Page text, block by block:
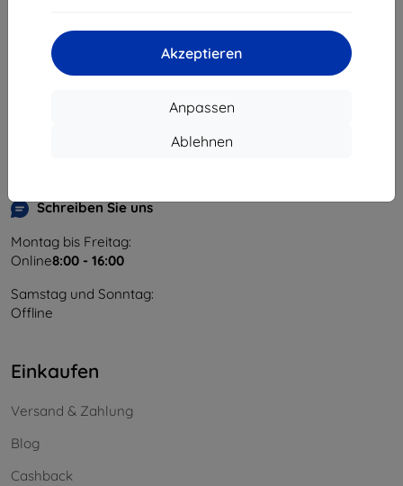
Akzeptieren
Anpassen
Ablehnen
Unternehmens-ID:
46701494
USt-IdNr.:SK2023549671
Schreiben Sie uns
Montag bis Freitag:
Online8:00 - 16:00
Samstag und Sonntag:
Offline
Einkaufen
Versand & Zahlung
Blog
Cashback